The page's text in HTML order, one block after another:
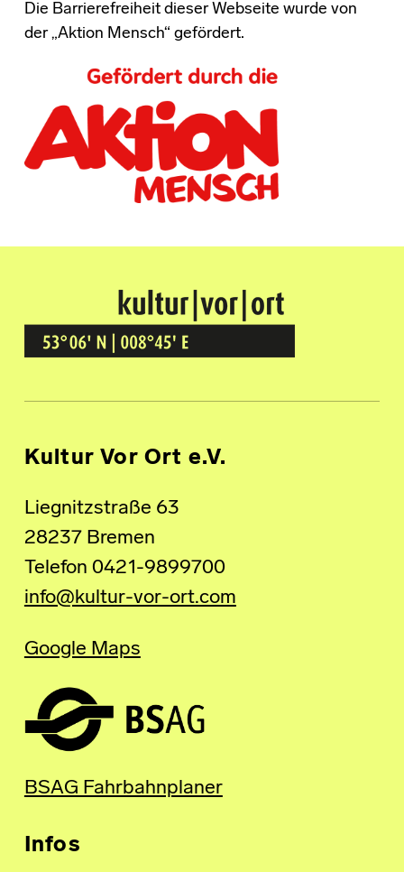
Die Barrierefreiheit dieser Webseite wurde von
der „Aktion Mensch“ gefördert.
Kultur Vor Ort
BREMEN GRÖPELINGEN
Kultur Vor Ort e.V.
Liegnitzstraße 63
28237 Bremen
Telefon 0421-9899700
info@kultur-vor-ort.com
Google Maps
BSAG Fahrbahnplaner
Infos